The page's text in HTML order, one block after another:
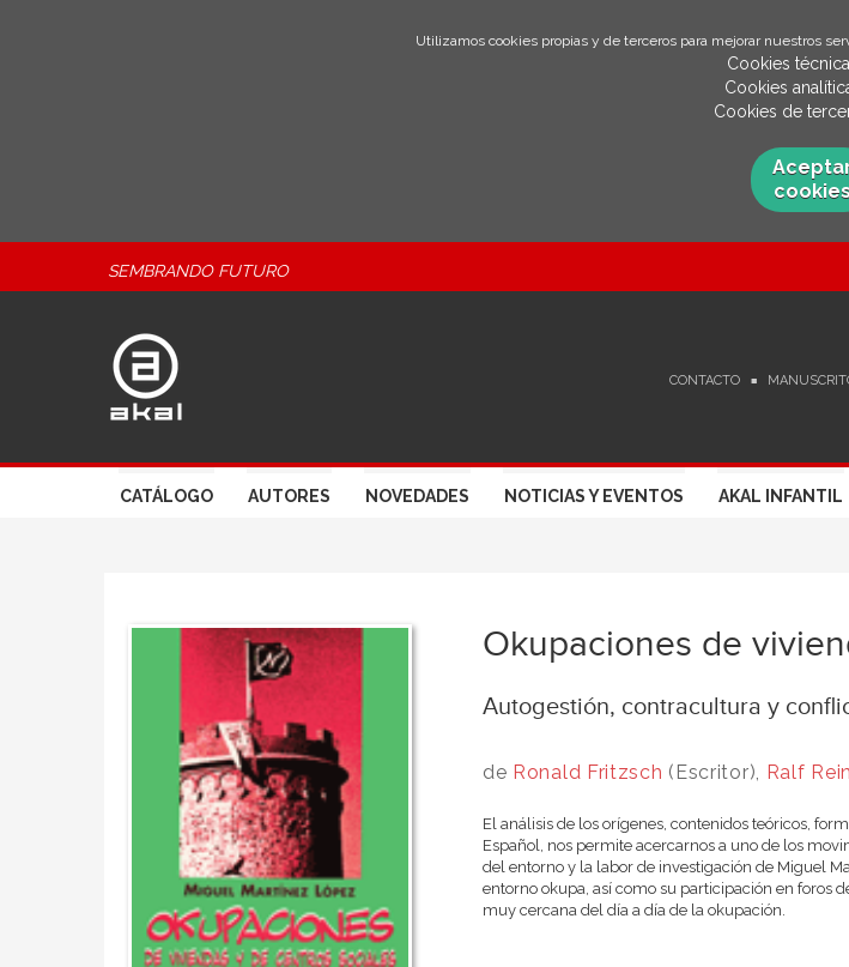
Utilizamos cookies propias y de terceros para mejorar nuestros
Cookies
Cookies
Cookies de
cookies
SEMBRANDO FUTURO
CONTACTO
CATÁLOGO AUTORES NOVEDADES NOTICIAS Y EVENTOS AKAL INFANTIL
Okupaciones de
Autogestión, contracultura y
de Ronald Fritzsch (Escritor), Ralf
El análisis de los orígenes, contenidos teóricos,
Español, nos permite acercarnos a uno de los
del entorno y la labor de investigación de Miguel
entorno okupa, así como su participación en foros
muy cercana del día a día de la okupación.